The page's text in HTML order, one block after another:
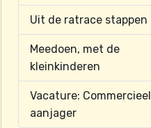
Uit de ratrace stappen
Meedoen, met de
kleinkinderen
Vacature: Commercieel
aanjager